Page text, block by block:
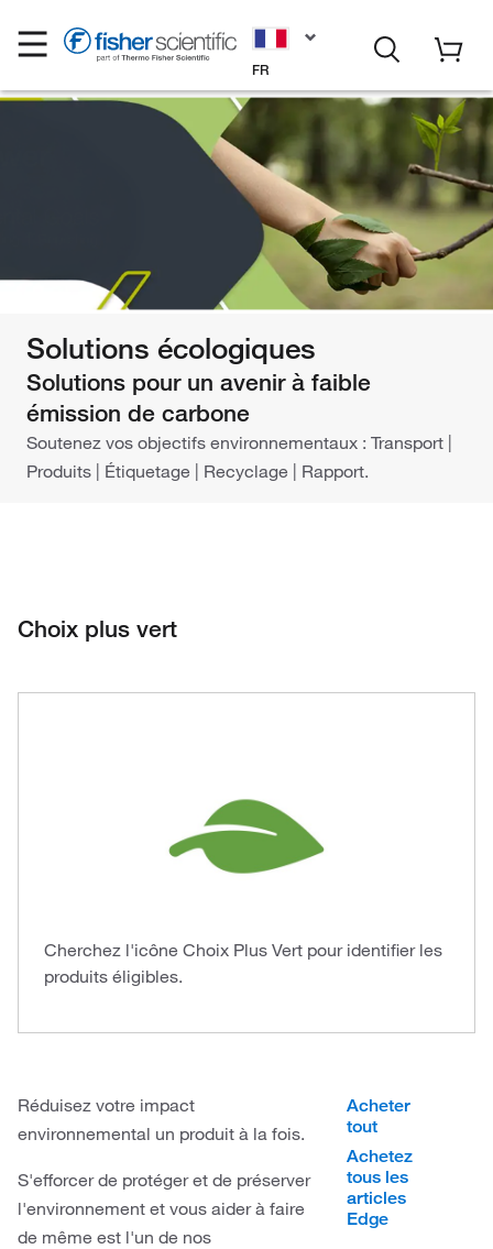
FR
Solutions écologiques
Solutions pour un avenir à faible
émission de carbone
Soutenez vos objectifs environnementaux : Transport |
Produits | Étiquetage | Recyclage | Rapport.
Choix plus vert
Cherchez l'icône Choix Plus Vert pour identifier les
produits éligibles.
Réduisez votre impact
environnemental un produit à la fois.
S'efforcer de protéger et de préserver
l'environnement et vous aider à faire
de même est l'un de nos
Acheter
tout
Achetez
tous les
articles
Edge